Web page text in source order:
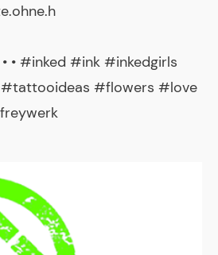
• • #inked #ink #inkedgirls
#flowers #love